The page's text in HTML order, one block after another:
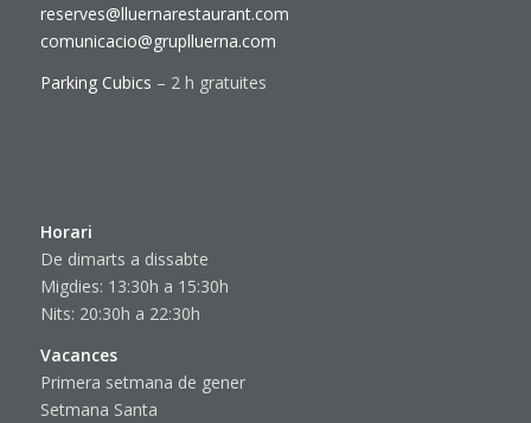
reserves@lluernarestaurant.com
comunicacio@gruplluerna.com
Parking Cubics – 2 h gratuites
Horari
De dimarts a dissabte
Migdies: 13:30h a 15:30h
Nits: 20:30h a 22:30h
Vacances
Primera setmana de gener
Setmana Santa